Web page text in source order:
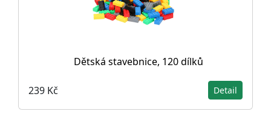
Dětská stavebnice, 120 dílků
239 Kč Detail